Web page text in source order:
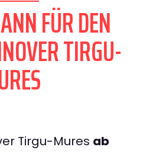
FÜR DEN
TIRGU-
Tirgu-Mures ab